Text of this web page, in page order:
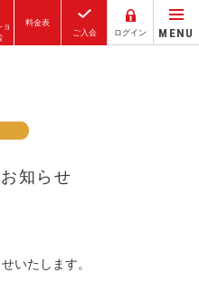
ョ
料金表
ご入会
ログイン MENU
知らせ
いたします。